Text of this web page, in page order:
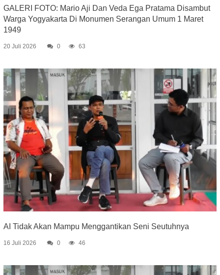
GALERI FOTO: Mario Aji Dan Veda Ega Pratama Disambut
Warga Yogyakarta Di Monumen Serangan Umum 1 Maret
1949
20 Juli 2026 0 63
AI Tidak Akan Mampu Menggantikan Seni Seutuhnya
16 Juli 2026 0 46